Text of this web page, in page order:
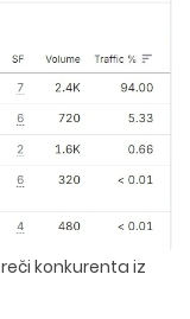
konkurenta iz